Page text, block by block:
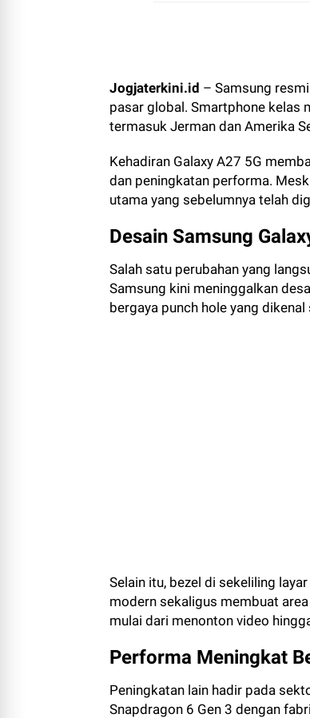
Jogjaterkini.id – Samsung
pasar global. Smartphone kelas
termasuk Jerman dan Amerika
Kehadiran Galaxy A27 5G
dan peningkatan performa.
utama yang sebelumnya telah
Desain Samsung
Salah satu perubahan yang
Samsung kini meninggalkan
bergaya punch hole yang
Selain itu, bezel di sekeliling
modern sekaligus membuat
mulai dari menonton video
Performa Meningkat
Peningkatan lain hadir pada
Snapdragon 6 Gen 3 dengan